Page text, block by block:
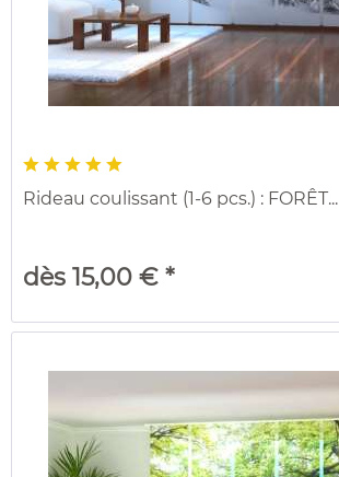
Rideau coulissant (1-6 pcs.) : FORÊT...
dès 15,00 € *